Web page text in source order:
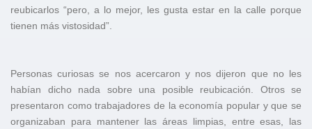
reubicarlos “pero, a lo mejor, les gusta estar en la calle porque
tienen más vistosidad”.
Personas curiosas se nos acercaron y nos dijeron que no les
habían dicho nada sobre una posible reubicación. Otros se
presentaron como trabajadores de la economía popular y que se
organizaban para mantener las áreas limpias, entre esas, las